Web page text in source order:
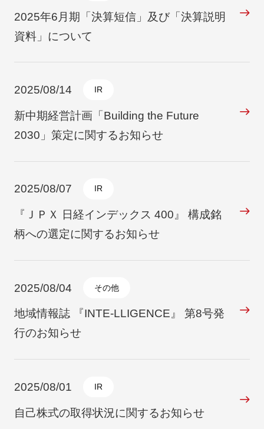
2025年6月期「決算短信」及び「決算説明
資料」について
2025/08/14 IR
新中期経営計画「Building the Future
2030」策定に関するお知らせ
2025/08/07 IR
『ＪＰＸ 日経インデックス 400』 構成銘
柄への選定に関するお知らせ
2025/08/04 その他
地域情報誌 『INTE-LLIGENCE』 第8号発
行のお知らせ
2025/08/01 IR
自己株式の取得状況に関するお知らせ